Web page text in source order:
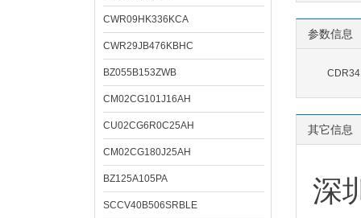
CWR09HK336KCA
CWR29JB476KBHC
BZ055B153ZWB
CM02CG101J16AH
CU02CG6R0C25AH
CM02CG180J25AH
BZ125A105PA
SCCV40B506SRBLE
参数信息
其它信息
深